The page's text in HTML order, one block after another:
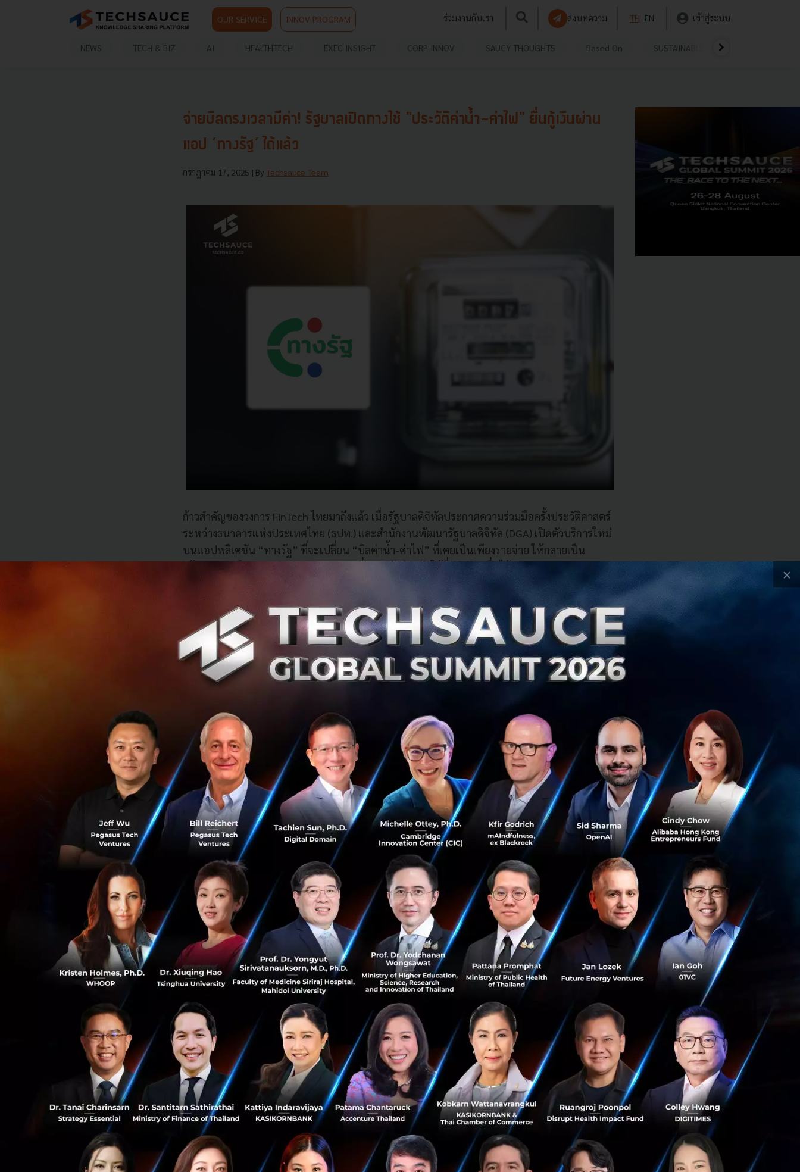
OUR SERVICE INNOV PROGRAM ร่วมงานกับเรา ส่งบทความ TH EN เข้าสู่ระบบ
NEWS TECH & BIZ AI HEALTHTECH EXEC INSIGHT CORP INNOV SAUCY THOUGHTS Based On SUSTAINABLE
0
0
จ่ายบิลตรงเวลามีค่า! รัฐบาลเปิดทางใช้ "ประวัติค่าน้ำ-ค่าไฟ" ยื่นกู้เงินผ่าน
แอป ‘ทางรัฐ’ ได้แล้ว
กรกฎาคม 17, 2025 | By Techsauce Team
ก้าวสำคัญของวงการ FinTech ไทยมาถึงแล้ว เมื่อรัฐบาลดิจิทัลประกาศความร่วมมือครั้งประวัติศาสตร์
ระหว่างธนาคารแห่งประเทศไทย (ธปท.) และสำนักงานพัฒนารัฐบาลดิจิทัล (DGA) เปิดตัวบริการใหม่
บนแอปพลิเคชัน “ทางรัฐ” ที่จะเปลี่ยน “บิลค่าน้ำ-ค่าไฟ” ที่เคยเป็นเพียงรายจ่าย ให้กลายเป็น
“ข้อมูลทางเลือก” (Alternative Data)
ความเคลื่อนไหวนี้ถือเป็นการทลายกำแพงทางการเงินครั้งใหญ่ โดยเฉพาะสำหรับกลุ่มคนทำงานอิสระ
(Freelancer) ผู้ประกอบอาชีพอิสระ หรือผู้ที่ไม่มีเอกสารแสดงรายได้ที่ชัดเจน ซึ่งมักเป็นกลุ่มที่เข้าถึง
บริการสินเชื่อในระบบได้ยากที่สุด
แค่มีวินัยจ่ายบิล ก็สร้างเครดิตได้
ภายใต้โครงการ
ประชาชนที่เป็นเจ้าของมิเตอร์น้ำ-ไฟ สามารถเข้าไปที่แอป "ทางรัฐ"
เพื่อขอประวัติการชำระเงินย้อนหลัง 6 เดือนได้ด้วยตนเอง โดยไม่มีค่าใช้จ่ายใดๆ ข้อมูลที่ได้รับจะอยู่
ในรูปแบบไฟล์ดิจิทัลที่สถาบันการเงินสามารถนำไปประมวลผลต่อได้ทันที (machine-readable) และ
ที่สำคัญคือมีการรับรองความถูกต้องด้วยลายมือชื่อดิจิทัล (digital signature) ทำให้มั่นใจได้ว่าข้อมูล
โปร่งใสและไม่ถูกแก้ไข
นางสาวศศิกานต์ วัฒนะจันทร์ รองโฆษกประจำสำนักนายกรัฐมนตรี กล่าวว่า“โครงการนี้นับเป็นก้าว
สำคัญของรัฐในการส่งเสริมให้ประชาชนใช้ประโยชน์จาก ‘ข้อมูลของตนเอง’ เพื่อสร้างโอกาสใน
การเข้าถึงบริการทางการเงิน โดยเฉพาะสำหรับกลุ่มที่เคยขาดหลักฐานทางรายได้ในรูปแบบเดิม”
นี่คือการส่งสัญญาณที่ชัดเจนว่า พฤติกรรมการใช้จ่ายและวินัยทางการเงินที่ดี เช่น การจ่ายบิลตรงเวลา
กำลังจะกลายเป็นปัจจัยบวกสำคัญที่สถาบันการเงินจะนำมาพิจารณาอนุมัติสินเชื่อ ไม่แพ้สลิปเงินเดือน
อีกต่อไป
เบื้องหลังคือเทคโนโลยีที่ใช้งานง่ายและปลอดภัย
กระบวนการทั้งหมดถูกออกแบบมาให้ง่ายและจบในแอปเดียว ผู้ใช้งานเพียงลงทะเบียนและยืนยันตัว
ตนในแอป "ทางรัฐ" จากนั้นไปที่เมนู “การเงิน/ประกัน” เลือก “ขอเอกสารประกอบการสมัครบริการ
ทางการเงิน” แล้วทำตามขั้นตอนเพียงไม่กี่คลิก ระบบจะสร้างเอกสารดิจิทัลและบันทึกลงในโทรศัพท์
ให้โดยอัตโนมัติ พร้อมสำหรับนำไปยื่นให้กับผู้ให้บริการสินเชื่อที่เข้าร่วมโครงการได้ทันที
“รัฐบาลเดินหน้าใช้เทคโนโลยีดิจิทัล เพื่อเปิดประตูการเงินให้ประชาชนสามารถใช้สิทธิเข้าถึงเงินทุน
ได้อย่างเสมอภาค พร้อมก้าวข้ามข้อจำกัดเดิม ๆ” นางสาวศศิกานต์กล่าวเสริม
บริการดังกล่าวได้เริ่มเปิดให้ใช้งานอย่างเป็นทางการแล้วตั้งแต่วันที่ 30 มิถุนายน 2568 ที่ผ่านมา ผู้ที่
สนใจสามารถตรวจสอบรายชื่อผู้ให้บริการสินเชื่อที่รองรับเอกสารรูปแบบใหม่นี้ได้ที่เว็บไซต์ของ
ธนาคารแห่งประเทศไทย นับเป็นจุดเปลี่ยนที่จะทำให้การเข้าถึงแหล่งทุนในประเทศไทยมีความเป็น
×